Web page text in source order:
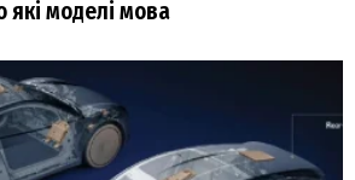
які моделі мова